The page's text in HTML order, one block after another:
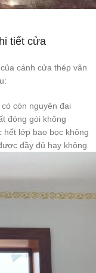
tiết cửa
cánh cửa thép vân
còn nguyên đai
đóng gói không
hết lớp bao bọc không
đầy đủ hay không